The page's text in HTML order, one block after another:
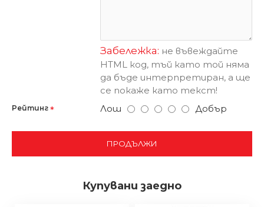
Забележка: не въвеждайте
HTML код, тъй като той няма
да бъде интерпретиран, а ще
се покаже като текст!
Рейтинг Лош Добър
ПРОДЪЛЖИ
Купувани заедно